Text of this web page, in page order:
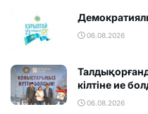
06.08.2026
кілтіне ие
06.08.2026